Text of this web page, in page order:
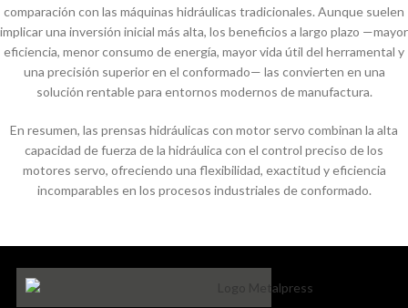
comparación con las máquinas hidráulicas tradicionales. Aunque suelen
implicar una inversión inicial más alta, los beneficios a largo plazo —mayor
eficiencia, menor consumo de energía, mayor vida útil del herramental y
una precisión superior en el conformado— las convierten en una
solución rentable para entornos modernos de manufactura.
En resumen, las prensas hidráulicas con motor servo combinan la alta
capacidad de fuerza de la hidráulica con el control preciso de los
motores servo, ofreciendo una flexibilidad, exactitud y eficiencia
incomparables en los procesos industriales de conformado.